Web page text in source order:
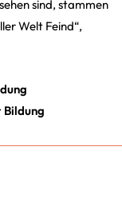
sind, stammen
Welt Feind“,
Bildung